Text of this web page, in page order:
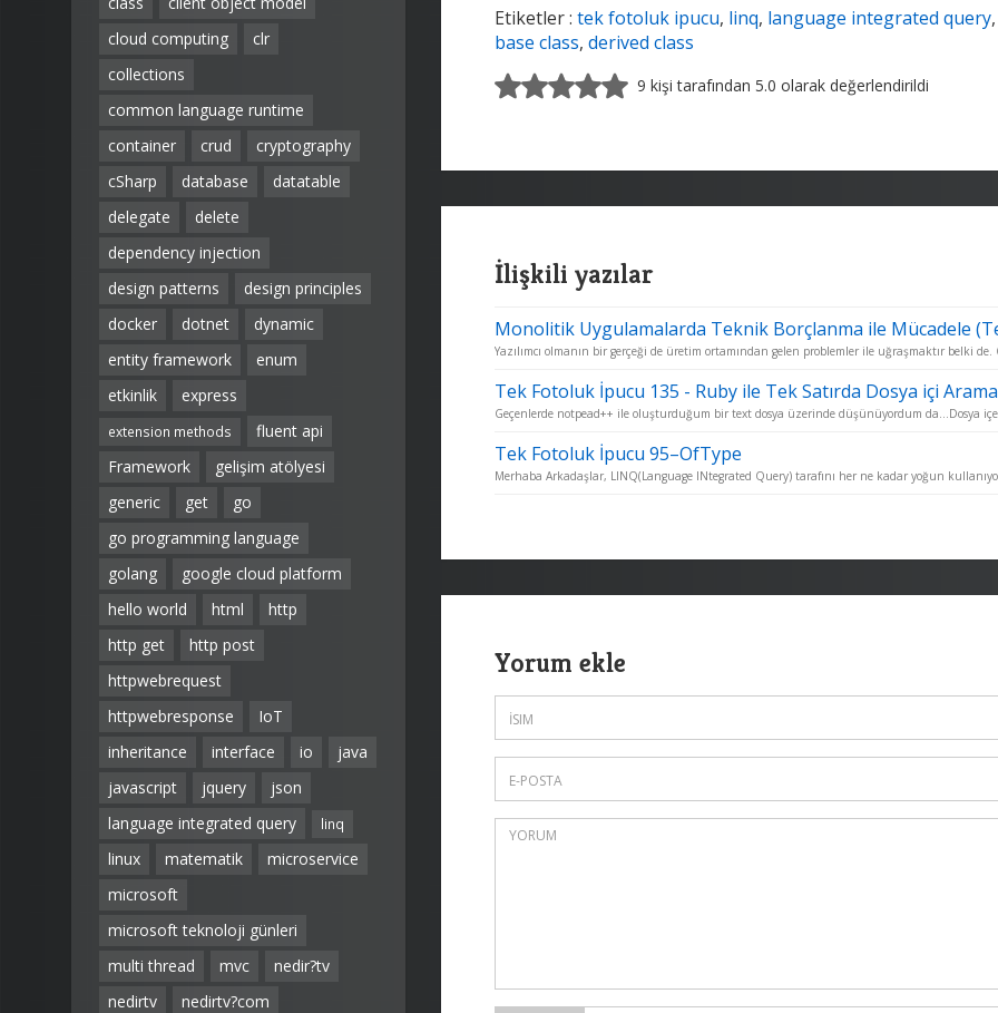
cloud computing
clr
collections
common language runtime
container
crud
cryptography
cSharp
database
datatable
delegate
delete
dependency injection
design patterns
design principles
docker
dotnet
dynamic
entity framework
enum
etkinlik
express
extension methods
fluent api
Framework
gelişim atölyesi
generic
get
go
go programming language
golang
google cloud platform
hello world
html
http
http get
http post
httpwebrequest
httpwebresponse
IoT
inheritance
interface io
java
javascript
jquery
json
language integrated query
linq
linux matematik
microservice
microsoft
microsoft teknoloji günleri
multi thread
mvc
nedir?tv
nedirtv
nedirtv?com
Etiketler : tek fotoluk ipucu, linq, language integrated query,
base class, derived class
9 kişi tarafından 5.0 olarak değerlendirildi
İlişkili yazılar
Monolitik Uygulamalarda Teknik Borçlanma ile Mücadele
Yazılımcı olmanın bir gerçeği de üretim ortamından gelen problemler ile uğraşmaktır belki de.
Tek Fotoluk İpucu 135 - Ruby ile Tek Satırda Dosya içi Arama
Geçenlerde notpead++ ile oluşturduğum bir text dosya üzerinde düşünüyordum da...Dosya
Tek Fotoluk İpucu 95–OfType
Merhaba Arkadaşlar, LINQ(Language INtegrated Query) tarafını her ne kadar yoğun
Yorum ekle